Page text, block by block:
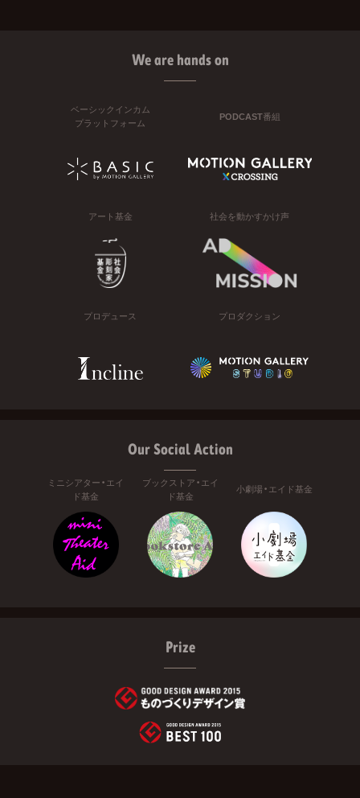
We are hands on
ベーシックインカム
プラットフォーム
PODCAST番組
アート基金 社会を動かすかけ声
プロデュース プロダクション
Our Social Action
ミニシアター・エイ
ド基金
ブックストア・エイ
ド基金
小劇場・エイド基金
Prize